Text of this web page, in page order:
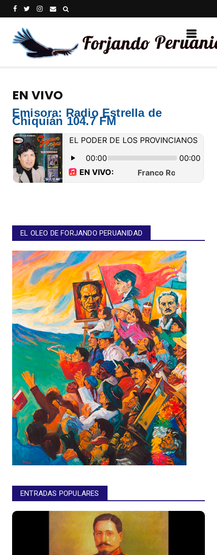
EN VIVO
Emisora: Radio Estrella de
Chiquián 104.7 FM
EL OLEO DE FORJANDO PERUANIDAD
ENTRADAS POPULARES